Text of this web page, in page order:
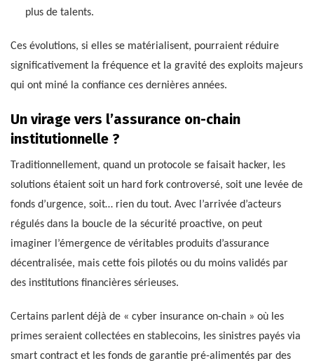
plus de talents.
Ces évolutions, si elles se matérialisent, pourraient réduire
significativement la fréquence et la gravité des exploits majeurs
qui ont miné la confiance ces dernières années.
Un virage vers l’assurance on-chain
institutionnelle ?
Traditionnellement, quand un protocole se faisait hacker, les
solutions étaient soit un hard fork controversé, soit une levée de
fonds d’urgence, soit… rien du tout. Avec l’arrivée d’acteurs
régulés dans la boucle de la sécurité proactive, on peut
imaginer l’émergence de véritables produits d’assurance
décentralisée, mais cette fois pilotés ou du moins validés par
des institutions financières sérieuses.
Certains parlent déjà de « cyber insurance on-chain » où les
primes seraient collectées en stablecoins, les sinistres payés via
smart contract et les fonds de garantie pré-alimentés par des